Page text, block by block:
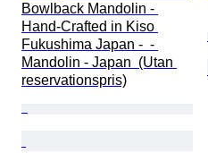
Bowlback Mandolin -
Hand-Crafted in Kiso
Fukushima Japan -  -
Mandolin - Japan  (Utan
reservationspris)